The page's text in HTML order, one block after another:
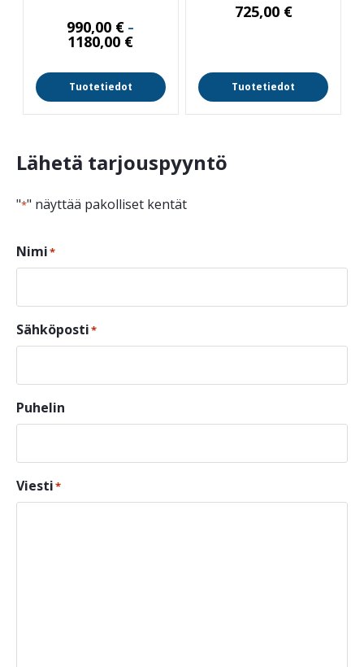
990,00 € –
1180,00 €Hintaluokka:
1180,00 €
Tuotetiedot
725,00 €
Tuotetiedot
Lähetä tarjouspyyntö
"*" näyttää pakolliset kentät
Nimi*
Sähköposti*
Puhelin
Viesti*